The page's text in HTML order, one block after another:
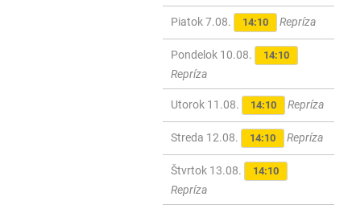
Piatok 7.08. 14:10 Repríza
Pondelok 10.08. 14:10
Repríza
Utorok 11.08. 14:10 Repríza
Streda 12.08. 14:10 Repríza
Štvrtok 13.08. 14:10
Repríza